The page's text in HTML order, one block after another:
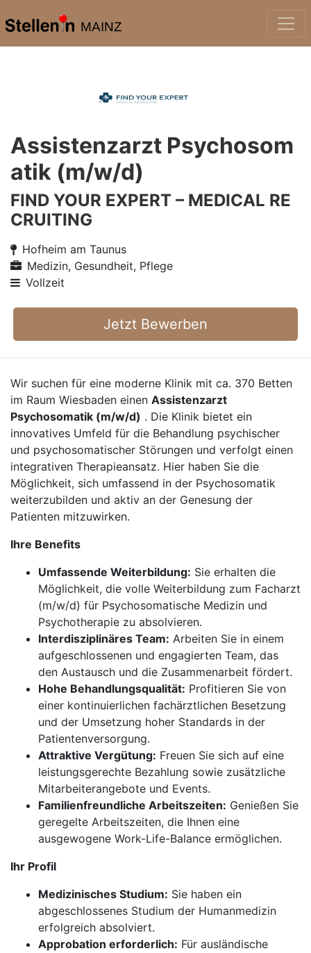
MAINZ
Assistenzarzt Psychosom
atik (m/w/d)
FIND YOUR EXPERT – MEDICAL RE
CRUITING
Hofheim am Taunus
Medizin, Gesundheit, Pflege
Vollzeit
Jetzt Bewerben
Wir suchen für eine moderne Klinik mit ca. 370 Betten
im Raum Wiesbaden einen Assistenzarzt
Psychosomatik (m/w/d) . Die Klinik bietet ein
innovatives Umfeld für die Behandlung psychischer
und psychosomatischer Störungen und verfolgt einen
integrativen Therapieansatz. Hier haben Sie die
Möglichkeit, sich umfassend in der Psychosomatik
weiterzubilden und aktiv an der Genesung der
Patienten mitzuwirken.
Ihre Benefits
Umfassende Weiterbildung: Sie erhalten die
Möglichkeit, die volle Weiterbildung zum Facharzt
(m/w/d) für Psychosomatische Medizin und
Psychotherapie zu absolvieren.
Interdisziplinäres Team: Arbeiten Sie in einem
aufgeschlossenen und engagierten Team, das
den Austausch und die Zusammenarbeit fördert.
Hohe Behandlungsqualität: Profitieren Sie von
einer kontinuierlichen fachärztlichen Besetzung
und der Umsetzung hoher Standards in der
Patientenversorgung.
Attraktive Vergütung: Freuen Sie sich auf eine
leistungsgerechte Bezahlung sowie zusätzliche
Mitarbeiterangebote und Events.
Familienfreundliche Arbeitszeiten: Genießen Sie
geregelte Arbeitszeiten, die Ihnen eine
ausgewogene Work-Life-Balance ermöglichen.
Ihr Profil
Medizinisches Studium: Sie haben ein
abgeschlossenes Studium der Humanmedizin
erfolgreich absolviert.
Approbation erforderlich: Für ausländische